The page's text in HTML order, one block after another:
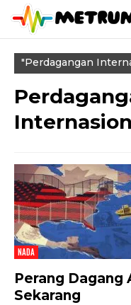
"perdagangan
NADA
Perang Dagang
Sekarang